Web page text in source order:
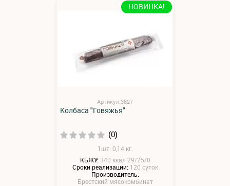
НОВИНКА!
Артикул:3827
Колбаса "Говяжья"
(0)
1шт: 0,14 кг.
КБЖУ: 340 ккал 29/25/0
Сроки реализации: 120 суток
Производитель:
Брестский мясокомбинат